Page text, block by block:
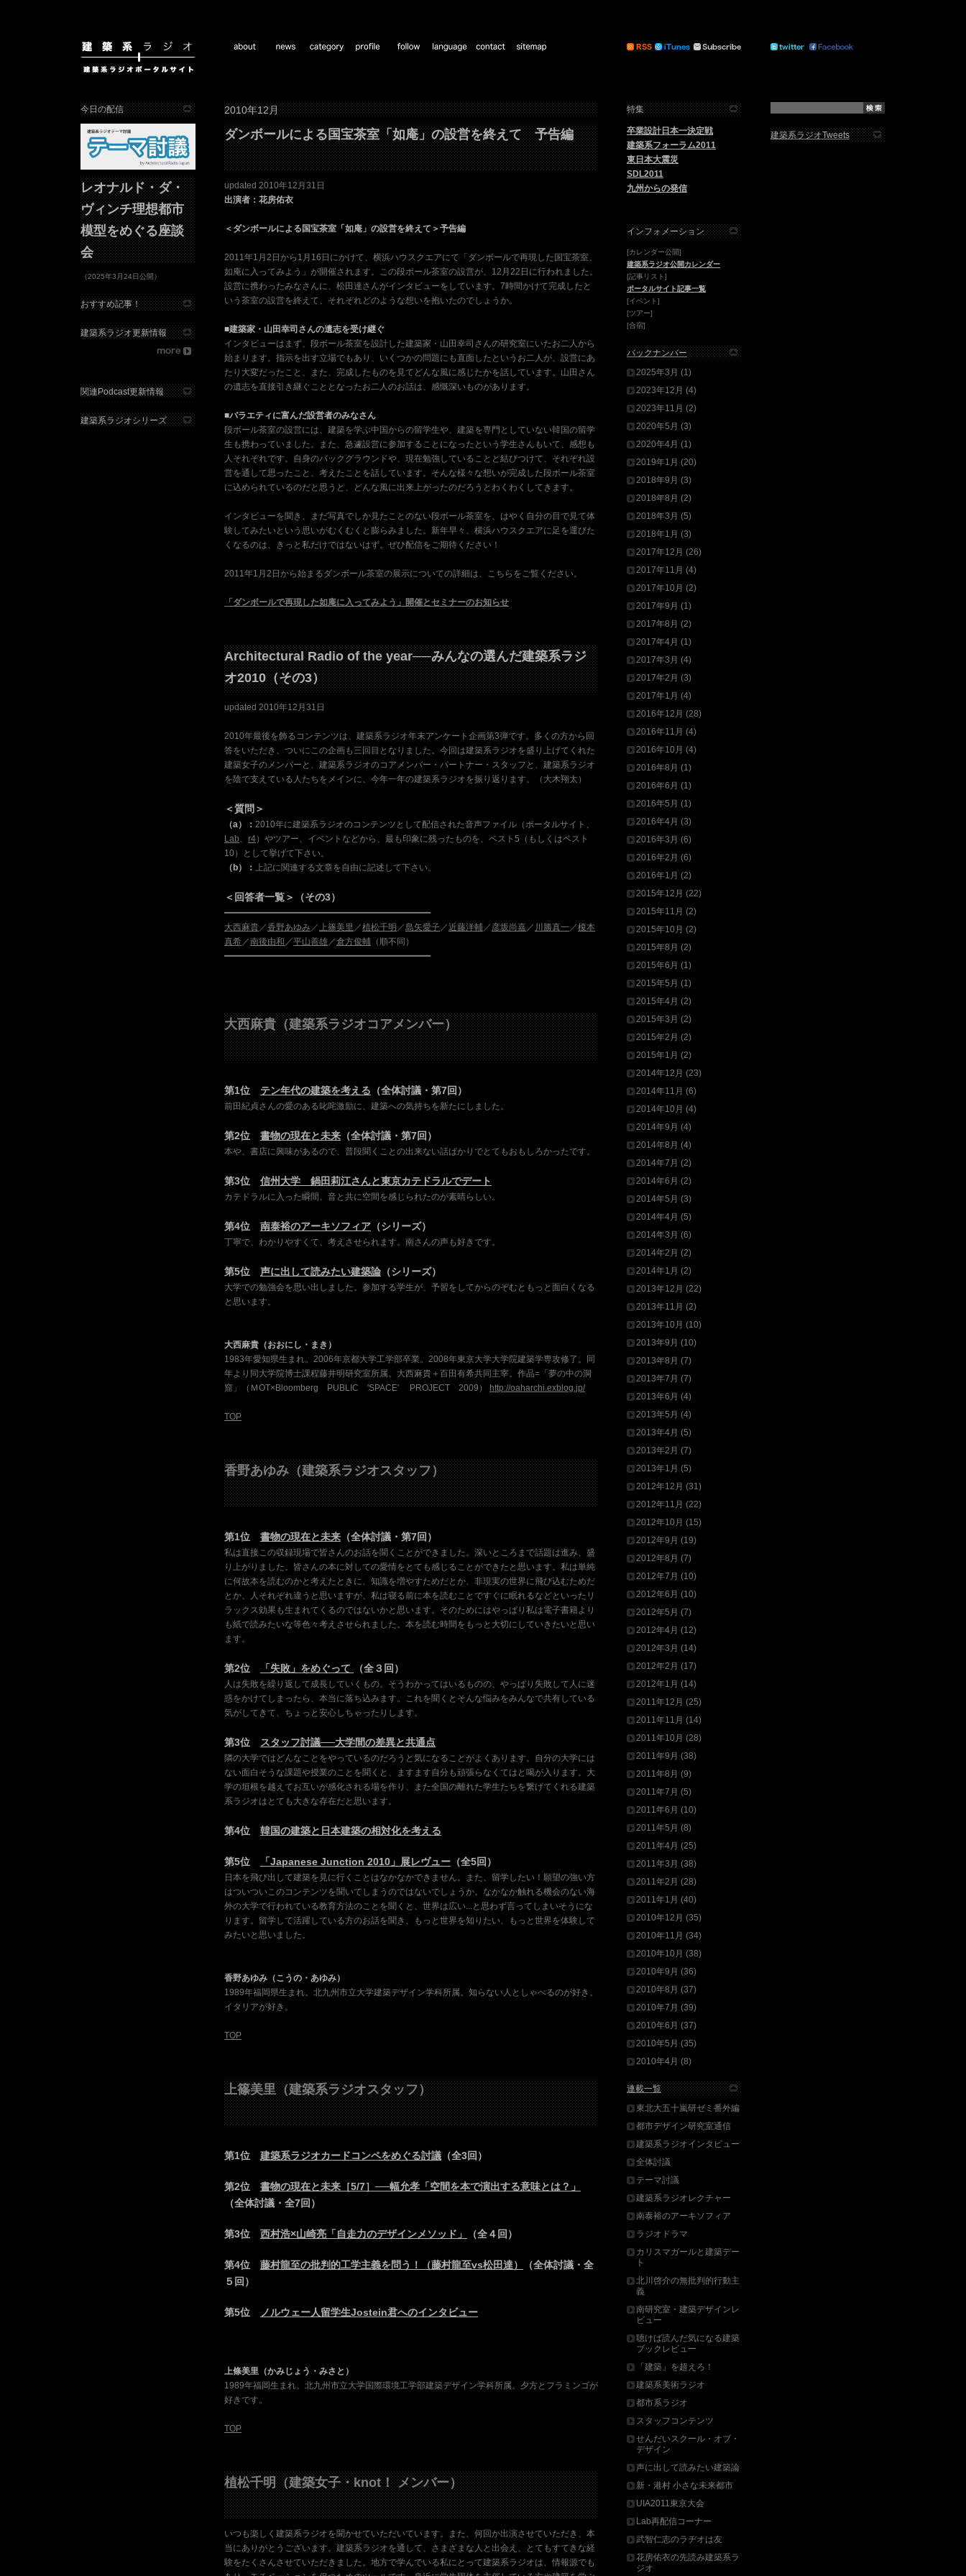
2010年12月
ダンボールによる国宝茶室「如庵」の設営を終えて 予告編
updated 2010年12月31日
出演者：花房佑衣
＜ダンボールによる国宝茶室「如庵」の設営を終えて＞予告編
2011年1月2日から1月16日にかけて、横浜ハウスクエアにて「ダンボールで再現した国宝茶室、
如庵に入ってみよう」が開催されます。この段ボール茶室の設営が、12月22日に行われました。
設営に携わったみなさんに、松田達さんがインタビューをしています。7時間かけて完成したと
いう茶室の設営を終えて、それぞれどのような想いを抱いたのでしょうか。
■建築家・山田幸司さんの遺志を受け継ぐ
インタビューはまず、段ボール茶室を設計した建築家・山田幸司さんの研究室にいたお二人から
始まります。指示を出す立場でもあり、いくつかの問題にも直面したというお二人が、設営にあ
たり大変だったこと、また、完成したものを見てどんな風に感じたかを話しています。山田さん
の遺志を直接引き継ぐこととなったお二人のお話は、感慨深いものがあります。
■バラエティに富んだ設営者のみなさん
段ボール茶室の設営には、建築を学ぶ中国からの留学生や、建築を専門としていない韓国の留学
生も携わっていました。また、急遽設営に参加することになったという学生さんもいて、感想も
人それぞれです。自身のバックグラウンドや、現在勉強していることと結びつけて、それぞれ設
営を通して思ったこと、考えたことを話しています。そんな様々な想いが完成した段ボール茶室
に込められているのだと思うと、どんな風に出来上がったのだろうとわくわくしてきます。
インタビューを聞き、まだ写真でしか見たことのない段ボール茶室を、はやく自分の目で見て体
験してみたいという思いがむくむくと膨らみました。新年早々、横浜ハウスクエアに足を運びた
くなるのは、きっと私だけではないはず。ぜひ配信をご期待ください！
2011年1月2日から始まるダンボール茶室の展示についての詳細は、こちらをご覧ください。
「ダンボールで再現した如庵に入ってみよう」開催とセミナーのお知らせ
Architectural Radio of the year──みんなの選んだ建築系ラジ
オ2010（その3）
updated 2010年12月31日
2010年最後を飾るコンテンツは、建築系ラジオ年末アンケート企画第3弾です。多くの方から回
答をいただき、ついにこの企画も三回目となりました。今回は建築系ラジオを盛り上げてくれた
建築女子のメンバーと、建築系ラジオのコアメンバー・パートナー・スタッフと、建築系ラジオ
を陰で支えている人たちをメインに、今年一年の建築系ラジオを振り返ります。（大木翔太）
＜質問＞
（a）： 2010年に建築系ラジオのコンテンツとして配信された音声ファイル（ポータルサイト、
Lab、 r4）やツアー、イベントなどから、最も印象に残ったものを、ベスト5（もしくはベスト
10）として挙げて下さい。
（b）： 上記に関連する文章を自由に記述して下さい。
＜回答者一覧＞（その3）
━━━━━━━━━━━━━━━━━━━━━━━━━━━━━━━━━━━━━━━━━
大西麻貴 ／香野あゆみ／ 上篠美里 ／植松千明 ／島矢愛子／近藤洋輔 ／ 彦坂尚嘉／ 川勝真一／榎本
真希／南後由和 ／平山善雄／倉方俊輔 （順不同）
━━━━━━━━━━━━━━━━━━━━━━━━━━━━━━━━━━━━━━━━━
大西麻貴（建築系ラジオコアメンバー）
第1位 テン年代の建築を考える （全体討議・第7回）
前田紀貞さんの愛のある叱咤激励に、建築への気持ちを新たにしました。
第2位 書物の現在と未来 （全体討議・第7回）
本や、書店に興味があるので、普段聞くことの出来ない話ばかりでとてもおもしろかったです。
第3位 信州大学 鍋田莉江さんと東京カテドラルでデート
カテドラルに入った瞬間、音と共に空間を感じられたのが素晴らしい。
第4位 南泰裕のアーキソフィア （シリーズ）
丁寧で、わかりやすくて、考えさせられます。南さんの声も好きです。
第5位 声に出して読みたい建築論 （シリーズ）
大学での勉強会を思い出しました。参加する学生が、予習をしてからのぞむともっと面白くなる
と思います。
大西麻貴（おおにし・まき）
1983年愛知県生まれ。2006年京都大学工学部卒業。2008年東京大学大学院建築学専攻修了。同
年より同大学院博士課程藤井明研究室所属。大西麻貴＋百田有希共同主宰。作品=「夢の中の洞
窟」（ＭOT×Bloomberg PUBLIC 'SPACE' PROJECT 2009）
http://oaharchi.exblog.jp/
TOP
香野あゆみ（建築系ラジオスタッフ）
第1位 書物の現在と未来 （全体討議・第7回）
私は直接この収録現場で皆さんのお話を聞くことができました。深いところまで話題は進み、盛
り上がりました。皆さんの本に対しての愛情をとても感じることができたと思います。私は単純
に何故本を読むのかと考えたときに、知識を増やすためだとか、非現実の世界に飛び込むためだ
とか、人それぞれ違うと思いますが、私は寝る前に本を読むことですぐに眠れるなどといったリ
ラックス効果も生まれてくるのではないかと思います。そのためにはやっぱり私は電子書籍より
も紙で読みたいな等色々考えさせられました。本を読む時間をもっと大切にしていきたいと思い
ます。
第2位 「失敗」をめぐって （全３回）
人は失敗を繰り返して成長していくもの。そうわかってはいるものの、やっぱり失敗して人に迷
惑をかけてしまったら、本当に落ち込みます。これを聞くとそんな悩みをみんなで共有している
気がしてきて、ちょっと安心しちゃったりします。
第3位 スタッフ討議──大学間の差異と共通点
隣の大学ではどんなことをやっているのだろうと気になることがよくあります。自分の大学には
ない面白そうな課題や授業のことを聞くと、ますます自分も頑張らなくてはと喝が入ります。大
学の垣根を越えてお互いが感化される場を作り、また全国の離れた学生たちを繋げてくれる建築
系ラジオはとても大きな存在だと思います。
第4位 韓国の建築と日本建築の相対化を考える
第5位 「Japanese Junction 2010」展レヴュー （全5回）
日本を飛び出して建築を見に行くことはなかなかできません。また、留学したい！願望の強い方
はついついこのコンテンツを聞いてしまうのではないでしょうか。なかなか触れる機会のない海
外の大学で行われている教育方法のことを聞くと、世界は広い...と思わず言ってしまいそうにな
ります。留学して活躍している方のお話を聞き、もっと世界を知りたい、もっと世界を体験して
みたいと思いました。
香野あゆみ（こうの・あゆみ）
1989年福岡県生まれ。北九州市立大学建築デザイン学科所属。知らない人としゃべるのが好き。
イタリアが好き。
TOP
上篠美里（建築系ラジオスタッフ）
第1位 建築系ラジオカードコンペをめぐる討議 （全3回）
第2位 書物の現在と未来［5/7］──幅允孝「空間を本で演出する意味とは？」
（全体討議・全7回）
第3位 西村浩×山崎亮「自走力のデザインメソッド」 （全４回）
第4位 藤村龍至の批判的工学主義を問う！（藤村龍至vs松田達）
（全体討議・全
５回）
第5位 ノルウェー人留学生Jostein君へのインタビュー
上條美里（かみじょう・みさと）
1989年福岡生まれ。北九州市立大学国際環境工学部建築デザイン学科所属。夕方とフラミンゴが
好きです。
TOP
植松千明（建築女子・knot！ メンバー）
いつも楽しく建築系ラジオを聞かせていただいています。また、何回か出演させていただき、本
当にありがとうございます。建築系ラジオを通して、さまざまな人と出会え、とてもすてきな経
験をたくさんさせていただきました。地方で学んでいる私にとって建築系ラジオは、情報源でも
今日の配信
レオナルド・ダ・
ヴィンチ理想都市
模型をめぐる座談
会
（2025年3月24日公開）
おすすめ記事！
建築系ラジオ更新情報
関連Podcast更新情報
建築系ラジオシリーズ
特集
卒業設計日本一決定戦
建築系フォーラム2011
東日本大震災
SDL2011
九州からの発信
インフォメーション
[カレンダー公開]
建築系ラジオ公開カレンダー
[記事リスト]
ポータルサイト記事一覧
[イベント]
[ツアー]
[合宿]
バックナンバー
2025年3月 (1)
2023年12月 (4)
2023年11月 (2)
2020年5月 (3)
2020年4月 (1)
2019年1月 (20)
2018年9月 (3)
2018年8月 (2)
2018年3月 (5)
2018年1月 (3)
2017年12月 (26)
2017年11月 (4)
2017年10月 (2)
2017年9月 (1)
2017年8月 (2)
2017年4月 (1)
2017年3月 (4)
2017年2月 (3)
2017年1月 (4)
2016年12月 (28)
2016年11月 (4)
2016年10月 (4)
2016年8月 (1)
2016年6月 (1)
2016年5月 (1)
2016年4月 (3)
2016年3月 (6)
2016年2月 (6)
2016年1月 (2)
2015年12月 (22)
2015年11月 (2)
2015年10月 (2)
2015年8月 (2)
2015年6月 (1)
2015年5月 (1)
2015年4月 (2)
2015年3月 (2)
2015年2月 (2)
2015年1月 (2)
2014年12月 (23)
2014年11月 (6)
2014年10月 (4)
2014年9月 (4)
2014年8月 (4)
2014年7月 (2)
2014年6月 (2)
2014年5月 (3)
2014年4月 (5)
2014年3月 (6)
2014年2月 (2)
2014年1月 (2)
2013年12月 (22)
2013年11月 (2)
2013年10月 (10)
2013年9月 (10)
2013年8月 (7)
2013年7月 (7)
2013年6月 (4)
2013年5月 (4)
2013年4月 (5)
2013年2月 (7)
2013年1月 (5)
2012年12月 (31)
2012年11月 (22)
2012年10月 (15)
2012年9月 (19)
2012年8月 (7)
2012年7月 (10)
2012年6月 (10)
2012年5月 (7)
2012年4月 (12)
2012年3月 (14)
2012年2月 (17)
2012年1月 (14)
2011年12月 (25)
2011年11月 (14)
2011年10月 (28)
2011年9月 (38)
2011年8月 (9)
2011年7月 (5)
2011年6月 (10)
2011年5月 (8)
2011年4月 (25)
2011年3月 (38)
2011年2月 (28)
2011年1月 (40)
2010年12月 (35)
2010年11月 (34)
2010年10月 (38)
2010年9月 (36)
2010年8月 (37)
2010年7月 (39)
2010年6月 (37)
2010年5月 (35)
2010年4月 (8)
連載一覧
東北大五十嵐研ゼミ番外編
都市デザイン研究室通信
建築系ラジオインタビュー
全体討議
テーマ討議
建築系ラジオレクチャー
南泰裕のアーキソフィア
ラジオドラマ
カリスマガールと建築デー
ト
北川啓介の無批判的行動主
義
南研究室・建築デザインレ
ビュー
聴けば読んだ気になる建築
ブックレビュー
「建築」を超えろ！
建築系美術ラジオ
都市系ラジオ
スタッフコンテンツ
せんだいスクール・オブ・
デザイン
声に出して読みたい建築論
新・港村 小さな未来都市
UIA2011東京大会
Lab再配信コーナー
武智仁志のラヂオは友
花房佑衣の先読み建築系ラ
ジオ
建築系ラジオTweets